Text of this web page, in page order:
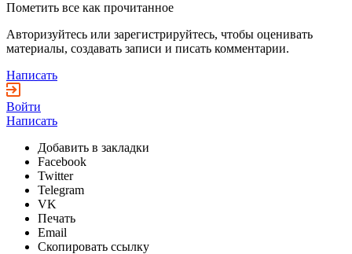
Пометить все как прочитанное
Авторизуйтесь или зарегистрируйтесь, чтобы оценивать
материалы, создавать записи и писать комментарии.
Написать
Войти
Написать
Добавить в закладки
Facebook
Twitter
Telegram
VK
Печать
Email
Скопировать ссылку